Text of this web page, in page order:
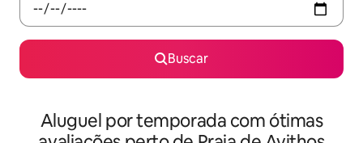
Buscar
Aluguel por temporada com ótimas